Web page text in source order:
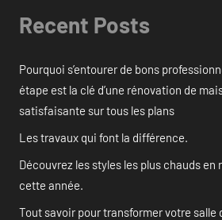
Recent Posts
Pourquoi s’entourer de bons
étape est la clé d’une rénovation de
satisfaisante sur tous les plans
Les travaux qui font la différence.
Découvrez les styles les plus chauds en
cette année.
Tout savoir pour transformer votre salle